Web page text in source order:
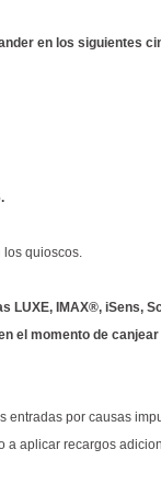
en los siguientes
los quioscos.
LUXE, IMAX®, iSens,
el momento de
por causas
aplicar recargos